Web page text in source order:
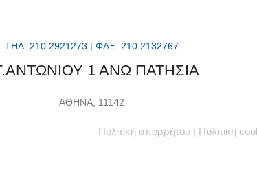
ΤΗΛ: 210.2921273 | ΦΑΞ: 210.2132767
1 ΑΝΩ ΠΑΤΗΣΙΑ
ΑΘΗΝΑ, 11142
Πολιτική απορρήτου | Πολιτική